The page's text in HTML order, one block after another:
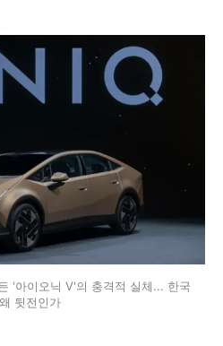
'아이오닉 V'의 충격적 실체... 한국
뒷전인가